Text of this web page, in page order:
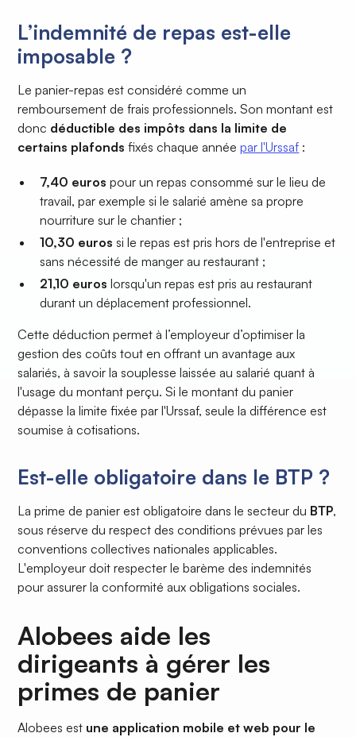
L’indemnité de repas est-elle
imposable ?
Le panier-repas est considéré comme un
remboursement de frais professionnels. Son montant est
donc déductible des impôts dans la limite de
certains plafonds fixés chaque annéepar l'Urssaf :
7,40 euros pour un repas consommé sur le lieu de
travail, par exemple si le salarié amène sa propre
nourriture sur le chantier ;
10,30 euros si le repas est pris hors de l'entreprise et
sans nécessité de manger au restaurant ;
21,10 euros lorsqu'un repas est pris au restaurant
durant un déplacement professionnel.
Cette déduction permet à l’employeur d’optimiser la
gestion des coûts tout en offrant un avantage aux
salariés, à savoir la souplesse laissée au salarié quant à
l'usage du montant perçu. Si le montant du panier
dépasse la limite fixée par l'Urssaf, seule la différence est
soumise à cotisations.
Est-elle obligatoire dans le BTP ?
La prime de panier est obligatoire dans le secteur du BTP,
sous réserve du respect des conditions prévues par les
conventions collectives nationales applicables.
L'employeur doit respecter le barème des indemnités
pour assurer la conformité aux obligations sociales.
Alobees aide les
dirigeants à gérer les
primes de panier
Alobees est une application mobile et web pour le